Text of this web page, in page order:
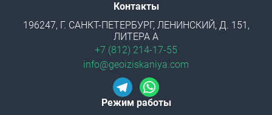
Контакты
196247, Г. САНКТ-ПЕТЕРБУРГ, ЛЕНИНСКИЙ, Д. 151,
ЛИТЕРА А
+7 (812) 214-17-55
info@geoiziskaniya.com
Режим работы